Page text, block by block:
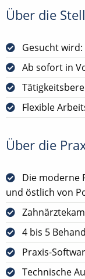
Über die
Gesucht
Ab sofort in
Flexible
Über die
Die moderne
und östlich von
4 bis 5
Praxis-
Technische